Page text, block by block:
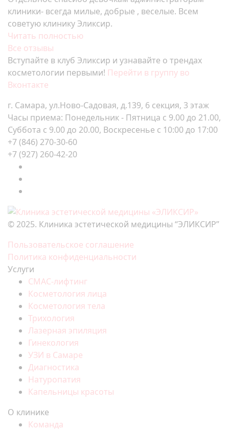
клиники- всегда милые, добрые , веселые. Всем
советую клинику Эликсир.
Читать полностью
Все отзывы
Вступайте в клуб Эликсир и узнавайте о трендах
косметологии первыми! Перейти в группу во
Вконтакте
г. Самара, ул.Ново-Садовая, д.139, 6 секция, 3 этаж
Часы приема: Понедельник - Пятница с 9.00 до 21.00,
Суббота с 9.00 до 20.00, Воскресенье с 10:00 до 17:00
+7 (846) 270-30-60
+7 (927) 260-42-20
© 2025. Клиника эстетической медицины “ЭЛИКСИР”
Пользовательское соглашение
Политика конфиденциальности
Услуги
СМАС-лифтинг
Косметология лица
Косметология тела
Трихология
Лазерная эпиляция
Гинекология
УЗИ в Самаре
Диагностика
Натуропатия
Капельницы красоты
О клинике
Команда